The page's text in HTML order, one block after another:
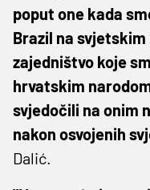
poput one kada
Brazil na
zajedništvo koje
hrvatskim
svjedočili na onim
nakon osvojenih
Dalić.